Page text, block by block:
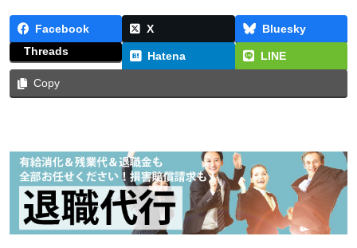
Facebook X
Bluesky
Threads
Hatena LINE
Copy